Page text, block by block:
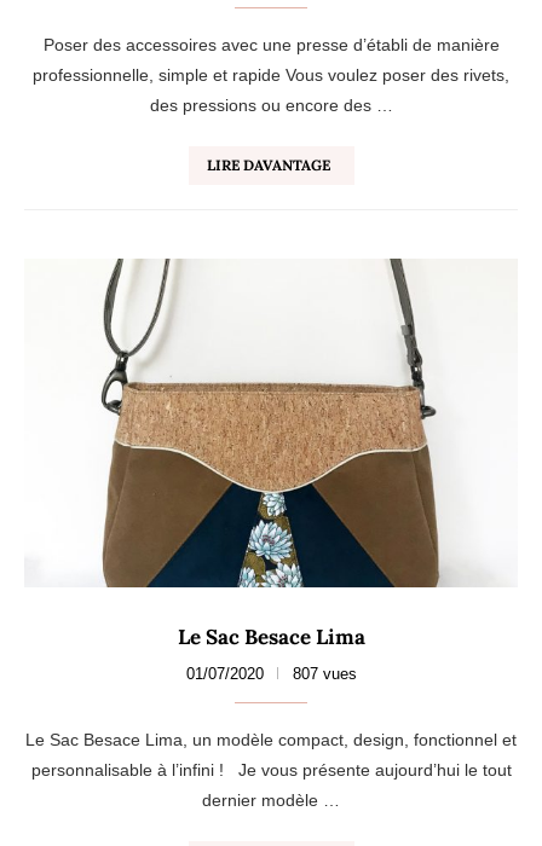
Poser des accessoires avec une presse d’établi de manière
professionnelle, simple et rapide Vous voulez poser des rivets,
des pressions ou encore des …
LIRE DAVANTAGE
Le Sac Besace Lima
01/07/2020 807 vues
Le Sac Besace Lima, un modèle compact, design, fonctionnel et
personnalisable à l’infini ! Je vous présente aujourd’hui le tout
dernier modèle …